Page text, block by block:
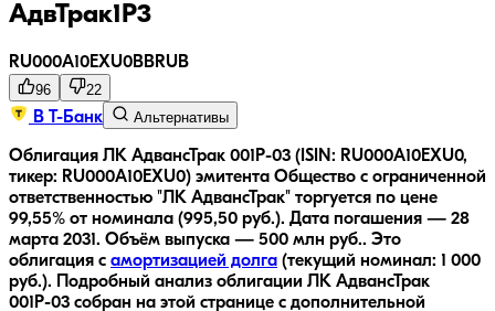
АдвТрак1Р3
RU000A10EXU0BBRUB
96 22
В Т-Банк Альтернативы
Облигация ЛК АдвансТрак 001Р-03 (ISIN: RU000A10EXU0,
тикер: RU000A10EXU0) эмитента Общество с ограниченной
ответственностью "ЛК АдвансТрак" торгуется по цене
99,55% от номинала (995,50 руб.). Дата погашения — 28
марта 2031. Объём выпуска — 500 млн руб.. Это
облигация с амортизацией долга (текущий номинал: 1 000
руб.). Подробный анализ облигации ЛК АдвансТрак
001Р-03 собран на этой странице с дополнительной